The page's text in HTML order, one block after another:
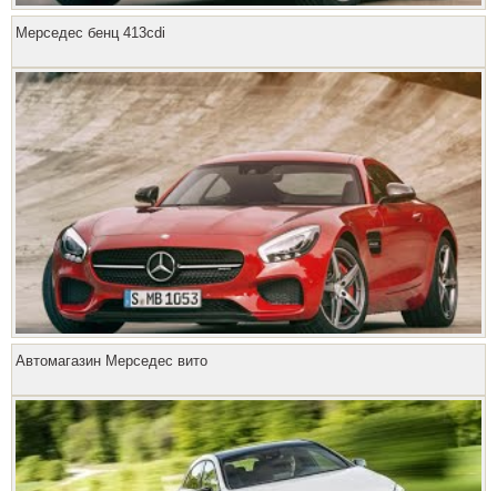
Мерседес бенц 413cdi
Автомагазин Мерседес вито